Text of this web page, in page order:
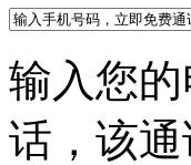
输入您
话，该